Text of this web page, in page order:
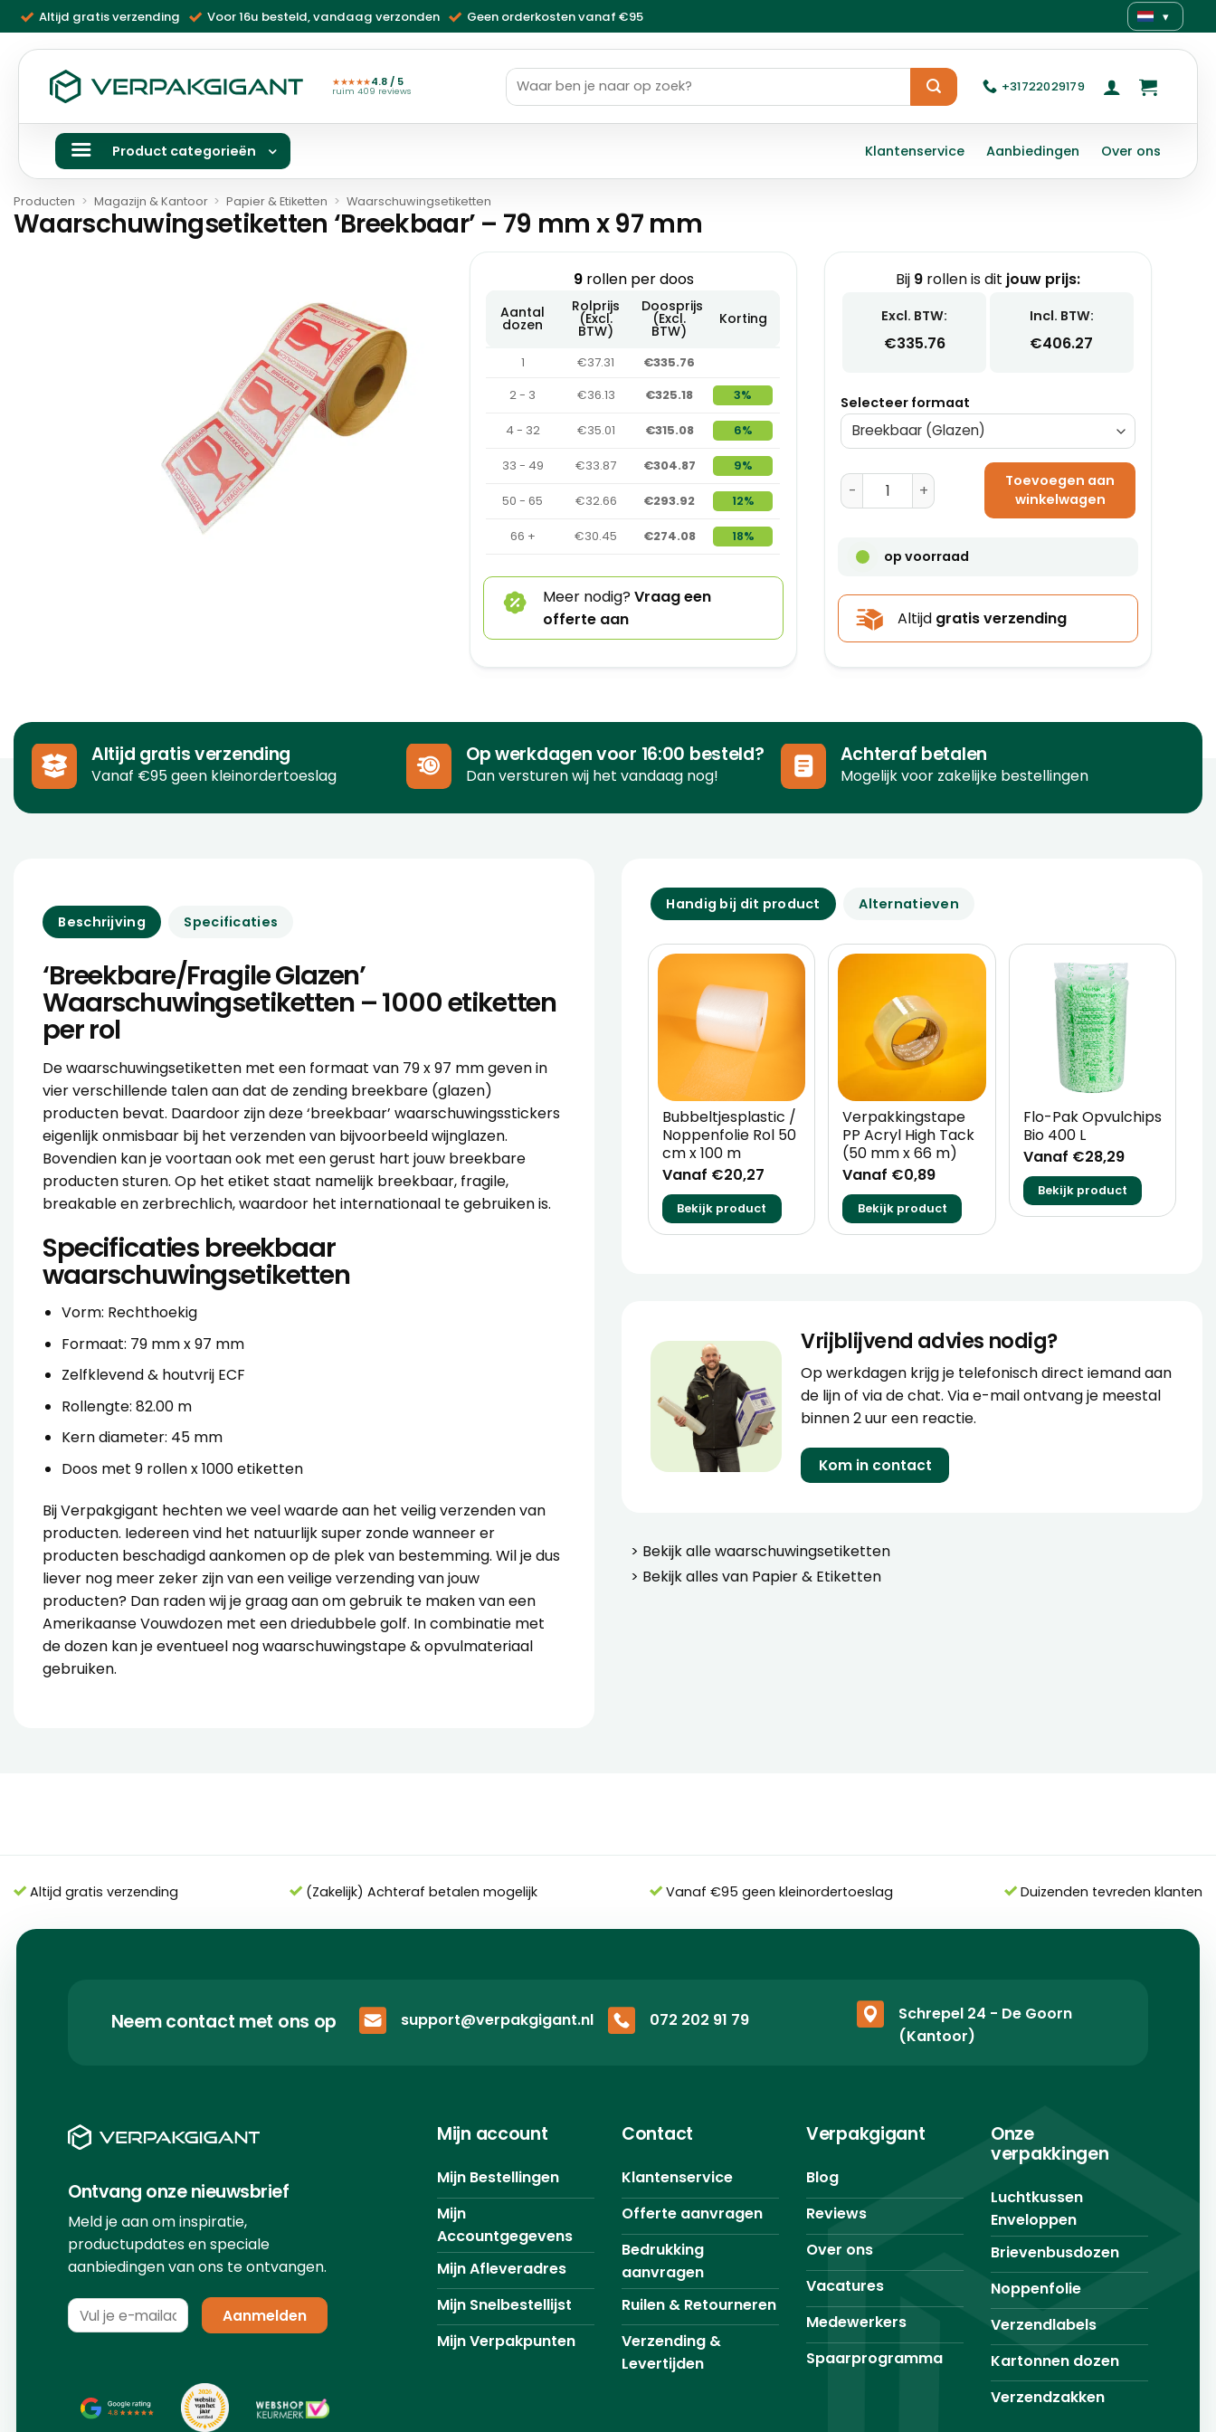
naar
inhoud
Altijd gratis verzending Voor 16u besteld, vandaag verzonden Geen orderkosten vanaf €95 ▾
★★★★★4.8 / 5
ruim 409 reviews
Zoeken
naar:
+31722029179
Product categorieën Klantenservice Aanbiedingen Over ons
Producten > Magazijn & Kantoor > Papier & Etiketten > Waarschuwingsetiketten
Waarschuwingsetiketten ‘Breekbaar’ – 79 mm x 97 mm
9rollen per doos
Aantal
dozen
Rolprijs
(Excl.
BTW)
Doosprijs
(Excl.
BTW)
Korting
1 €37.31
€335.76
2 - 3
€36.13 €325.18 3%
4 - 32 €35.01 €315.08 6%
33 - 49 €33.87 €304.87 9%
50 - 65 €32.66 €293.92 12%
66 + €30.45 €274.08 18%
Meer nodig?Vraag een
offerte aan
Bij 9 rollen is dit jouw prijs:
Excl. BTW:
€335.76
Incl. BTW:
€406.27
Selecteer formaat
Waarschuwingsetiketten 'Breekbaar' - 79 mm x 97
Toevoegen aan
winkelwagen
op voorraad
Altijd gratis verzending
Altijd gratis verzending
Vanaf €95 geen kleinordertoeslag
Op werkdagen voor 16:00 besteld?
Dan versturen wij het vandaag nog!
Achteraf betalen
Mogelijk voor zakelijke bestellingen
Beschrijving Specificaties
‘Breekbare/Fragile Glazen’
Waarschuwingsetiketten – 1000 etiketten
per rol
De waarschuwingsetiketten met een formaat van 79 x 97 mm geven in
vier verschillende talen aan dat de zending breekbare (glazen)
producten bevat. Daardoor zijn deze ‘breekbaar’ waarschuwingsstickers
eigenlijk onmisbaar bij het verzenden van bijvoorbeeld wijnglazen.
Bovendien kan je voortaan ook met een gerust hart jouw breekbare
producten sturen. Op het etiket staat namelijk breekbaar, fragile,
breakable en zerbrechlich, waardoor het internationaal te gebruiken is.
Specificaties breekbaar
waarschuwingsetiketten
Vorm: Rechthoekig
Formaat: 79 mm x 97 mm
Zelfklevend & houtvrij ECF
Rollengte: 82.00 m
Kern diameter: 45 mm
Doos met 9 rollen x 1000 etiketten
Bij Verpakgigant hechten we veel waarde aan het veilig verzenden van
producten. Iedereen vind het natuurlijk super zonde wanneer er
producten beschadigd aankomen op de plek van bestemming. Wil je dus
liever nog meer zeker zijn van een veilige verzending van jouw
producten? Dan raden wij je graag aan om gebruik te maken van een
Amerikaanse Vouwdozen met een driedubbele golf. In combinatie met
de dozen kan je eventueel nogwaarschuwingstape&opvulmateriaal
gebruiken.
Handig bij dit product Alternatieven
Bubbeltjesplastic /
Noppenfolie Rol 50
cm x 100 m
Vanaf €20,27
Bekijk product
Verpakkingstape
PP Acryl High Tack
(50 mm x 66 m)
Vanaf €0,89
Bekijk product
Flo-Pak Opvulchips
Bio 400 L
Vanaf €28,29
Bekijk product
Vrijblijvend advies nodig?
Op werkdagen krijg je telefonisch direct iemand aan
de lijn of via de chat. Via e-mail ontvang je meestal
binnen 2 uur een reactie.
Kom in contact
> Bekijk allewaarschuwingsetiketten
> Bekijk alles van Papier & Etiketten
Altijd gratis verzending (Zakelijk) Achteraf betalen mogelijk Vanaf €95 geen kleinordertoeslag Duizenden tevreden klanten
Neem contact met ons op support@verpakgigant.nl 072 202 91 79
Schrepel 24 - De Goorn
(Kantoor)
Ontvang onze nieuwsbrief
Meld je aan om inspiratie,
productupdates en speciale
aanbiedingen van ons te ontvangen.
Mijn account
Mijn Bestellingen
Mijn
Accountgegevens
Mijn Afleveradres
Mijn Snelbestellijst
Mijn Verpakpunten
Contact
Klantenservice
Offerte aanvragen
Bedrukking
aanvragen
Ruilen & Retourneren
Verzending &
Levertijden
Verpakgigant
Blog
Reviews
Over ons
Vacatures
Medewerkers
Spaarprogramma
Onze
verpakkingen
Luchtkussen
Enveloppen
Brievenbusdozen
Noppenfolie
Verzendlabels
Kartonnen dozen
Verzendzakken